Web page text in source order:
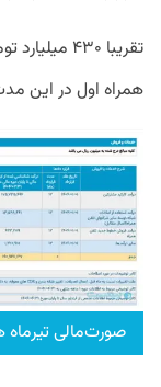
تقریبا ۴۳۰
همراه اول در این
صورت‌مالی تیرماه